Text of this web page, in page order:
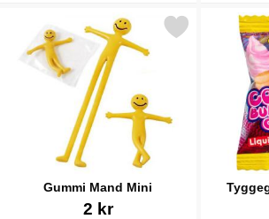
Gummi Mand Mini
Varenr 124832 kr
Markér gummi Mand Mini som
Varenr